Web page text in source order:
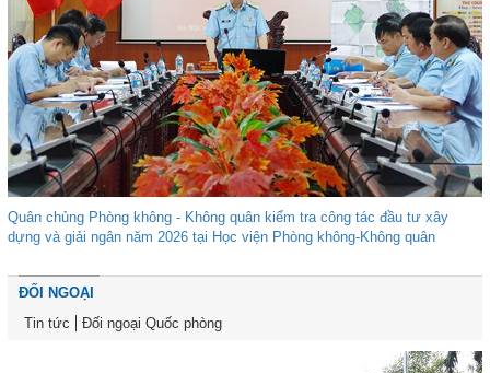
Quân chủng Phòng không - Không quân kiểm tra công tác đầu tư xây
dựng và giải ngân năm 2026 tại Học viện Phòng không-Không quân
ĐỐI NGOẠI
Tin tức
Đối ngoại Quốc phòng